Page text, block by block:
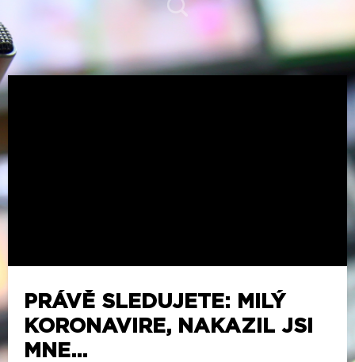
PRÁVĚ SLEDUJETE: MILÝ
KORONAVIRE, NAKAZIL JSI
MNE...